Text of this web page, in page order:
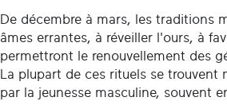
De décembre à mars, les traditions
âmes errantes, à réveiller l'ours, à
permettront le renouvellement des
La plupart de ces rituels se
par la jeunesse masculine, souvent